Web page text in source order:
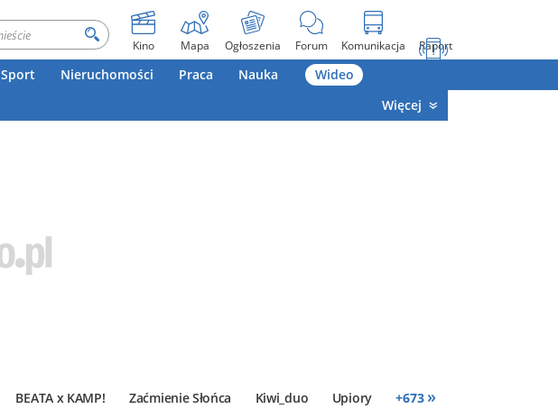
Kino Mapa Ogłoszenia Forum Komunikacja Raport
Sport Nieruchomości Praca Nauka
Wideo
Więcej
BEATA x KAMP! Zaćmienie Słońca Kiwi_duo Upiory +673 »